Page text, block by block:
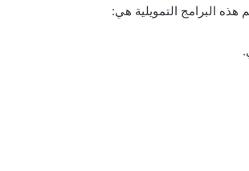
هذه البرامج التمويلية هي: